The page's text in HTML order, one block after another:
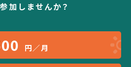
加しませんか？
円／月